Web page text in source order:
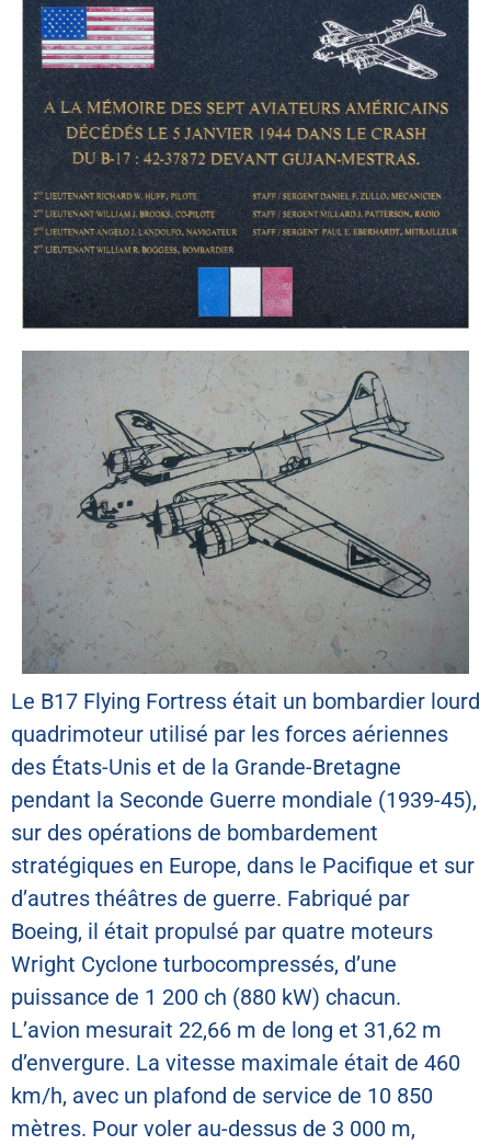
Le B17 Flying Fortress était un bombardier lourd
quadrimoteur utilisé par les forces aériennes
des États-Unis et de la Grande-Bretagne
pendant la Seconde Guerre mondiale (1939-45),
sur des opérations de bombardement
stratégiques en Europe, dans le Pacifique et sur
d’autres théâtres de guerre. Fabriqué par
Boeing, il était propulsé par quatre moteurs
Wright Cyclone turbocompressés, d’une
puissance de 1 200 ch (880 kW) chacun.
L’avion mesurait 22,66 m de long et 31,62 m
d’envergure. La vitesse maximale était de 460
km/h, avec un plafond de service de 10 850
mètres. Pour voler au-dessus de 3 000 m,